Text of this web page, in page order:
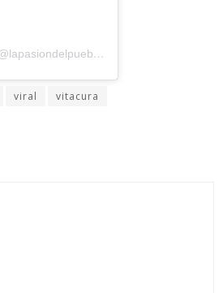
Una publicación compartida por La Pasión del Pueblo🤟🏼 (@lapasiondelpueblocl)
viral vitacura